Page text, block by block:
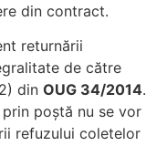
din contract.
returnării
de către
din OUG 34/2014.
poștă nu se vor
refuzului coletelor